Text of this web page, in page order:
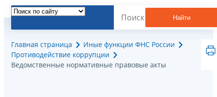
Найти
Главная страница
Иные функции ФНС России
Противодействие коррупции
Ведомственные нормативные правовые акты